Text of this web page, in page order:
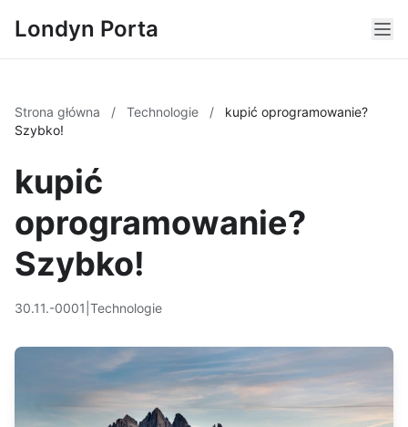
Londyn Porta
Strona główna / Technologie /
kupić oprogramowanie?
Szybko!
kupić
oprogramowanie?
Szybko!
30.11.-0001 Technologie